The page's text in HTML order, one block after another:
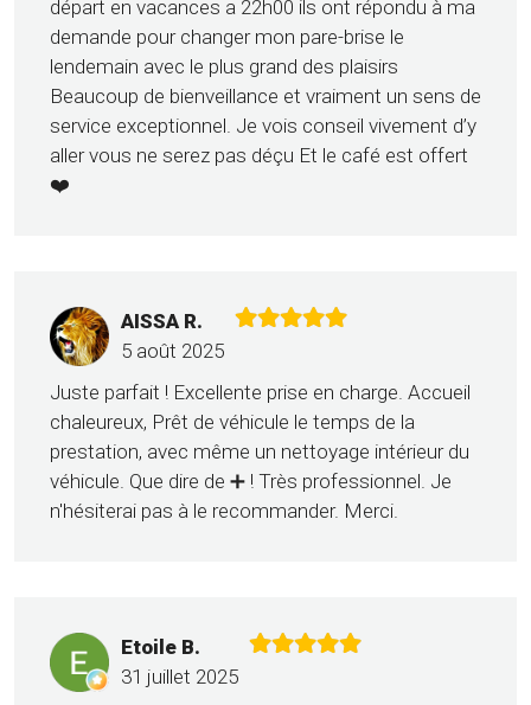
départ en vacances a 22h00 ils ont répondu à ma
demande pour changer mon pare-brise le
lendemain avec le plus grand des plaisirs
Beaucoup de bienveillance et vraiment un sens de
service exceptionnel. Je vois conseil vivement d’y
aller vous ne serez pas déçu Et le café est offert
❤️
AISSA R.
5 août 2025
Juste parfait ! Excellente prise en charge. Accueil
chaleureux, Prêt de véhicule le temps de la
prestation, avec même un nettoyage intérieur du
véhicule. Que dire de ➕️ ! Très professionnel. Je
n'hésiterai pas à le recommander. Merci.
Etoile B.
31 juillet 2025